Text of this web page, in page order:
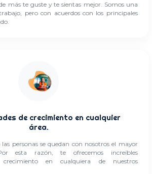
más te guste y te sientas mejor. Somos una
pero con acuerdos con los principales
de crecimiento en cualquier
área.
personas se quedan con nosotros el mayor
esta razón, te ofrecemos increíbles
crecimiento en cualquiera de nuestros